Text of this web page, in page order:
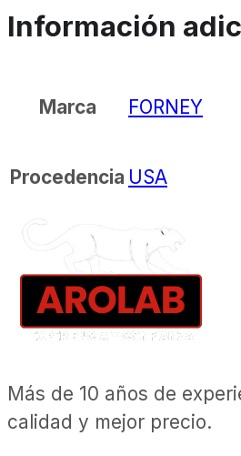
Información
Marca FORNEY
Procedencia USA
Más de 10 años de
calidad y mejor precio.